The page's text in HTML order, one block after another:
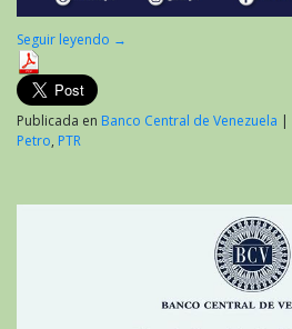
Seguir leyendo →
Publicada en Banco Central de Venezuela |
Petro, PTR